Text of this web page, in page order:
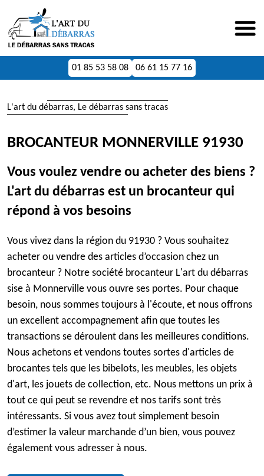
01 85 53 58 08 06 61 15 77 16
L'art du débarras, Le débarras sans tracas
BROCANTEUR MONNERVILLE 91930
Vous voulez vendre ou acheter des biens ?
L'art du débarras est un brocanteur qui
répond à vos besoins
Vous vivez dans la région du 91930 ? Vous souhaitez
acheter ou vendre des articles d’occasion chez un
brocanteur ? Notre société brocanteur L'art du débarras
sise à Monnerville vous ouvre ses portes. Pour chaque
besoin, nous sommes toujours à l'écoute, et nous offrons
un excellent accompagnement afin que toutes les
transactions se déroulent dans les meilleures conditions.
Nous achetons et vendons toutes sortes d'articles de
brocantes tels que les bibelots, les meubles, les objets
d'art, les jouets de collection, etc. Nous mettons un prix à
tout ce qui peut se revendre et nos tarifs sont très
intéressants. Si vous avez tout simplement besoin
d’estimer la valeur marchande d’un bien, vous pouvez
également vous adresser à nous.